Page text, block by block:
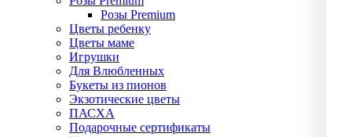
Розы Premium
Цветы ребенку
Цветы маме
Игрушки
Для Влюбленных
Букеты из пионов
Экзотические цветы
ПАСХА
Подарочные сертификаты